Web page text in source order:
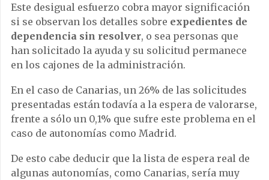
Este desigual esfuerzo cobra mayor significación
si se observan los detalles sobre expedientes de
dependencia sin resolver, o sea personas que
han solicitado la ayuda y su solicitud permanece
en los cajones de la administración.
En el caso de Canarias, un 26% de las solicitudes
presentadas están todavía a la espera de valorarse,
frente a sólo un 0,1% que sufre este problema en el
caso de autonomías como Madrid.
De esto cabe deducir que la lista de espera real de
algunas autonomías, como Canarias, sería muy